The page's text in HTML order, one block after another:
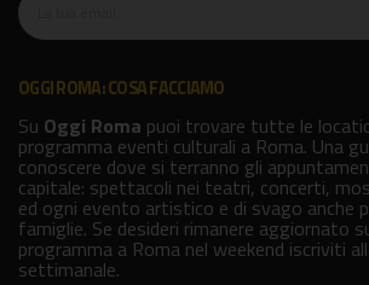
OGGI ROMA: COSA FACCIAMO
Su Oggi Roma puoi trovare tutte le
programma eventi culturali a Roma. Una
conoscere dove si terranno gli
capitale: spettacoli nei teatri, concerti,
ed ogni evento artistico e di svago anche
famiglie. Se desideri rimanere aggiornato
programma a Roma nel weekend iscriviti
settimanale.